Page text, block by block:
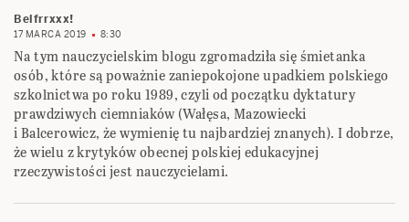
Belfrrxxx!
17 MARCA 2019 8:30
Na tym nauczycielskim blogu zgromadziła się śmietanka
osób, które są poważnie zaniepokojone ‎upadkiem polskiego
szkolnictwa po roku 1989, czyli od początku dyktatury
prawdziwych ‎ciemniaków (Wałęsa, Mazowiecki
i Balcerowicz, że wymienię tu najbardziej znanych). I dobrze,
‎że wielu z krytyków obecnej polskiej edukacyjnej
rzeczywistości jest nauczycielami.‎